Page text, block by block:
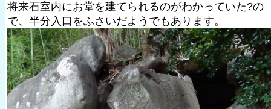
将来石室内にお堂を建てられるのがわかっていた?の
で、半分入口をふさいだようでもあります。